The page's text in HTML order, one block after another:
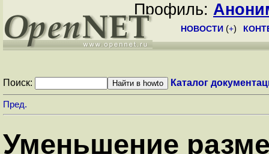
Профиль:
НОВОСТИ (+)
Поиск: Каталог
Пред.
Уменьшение